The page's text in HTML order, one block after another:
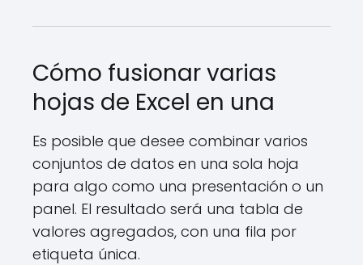
Cómo fusionar varias
hojas de Excel en una
Es posible que desee combinar varios
conjuntos de datos en una sola hoja
para algo como una presentación o un
panel. El resultado será una tabla de
valores agregados, con una fila por
etiqueta única.